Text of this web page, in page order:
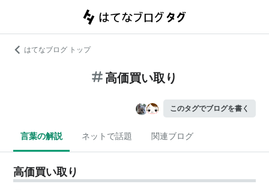
はてなブログ トップ
高価買い取り
このタグでブログを書く
言葉の解説 ネットで話題 関連ブログ
高価買い取り